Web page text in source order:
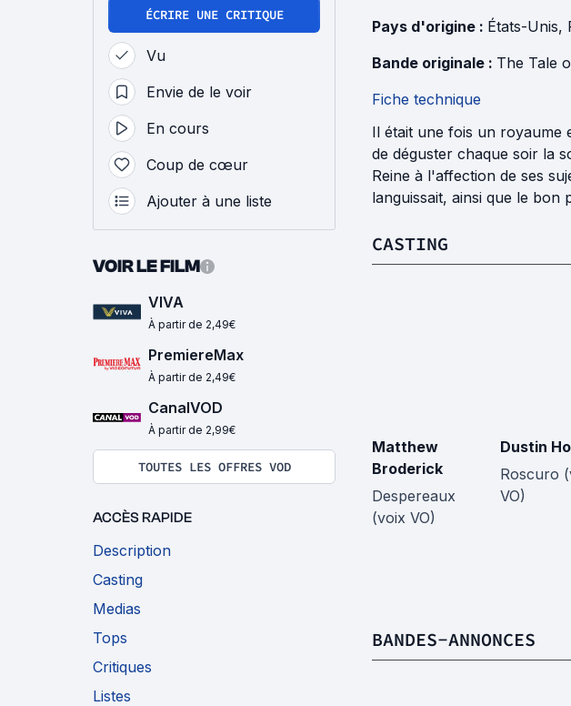
ÉCRIRE UNE CRITIQUE
Vu
Envie de le voir
En cours
Coup de cœur
Ajouter à une liste
VOIR LE FILM
VIVA
À partir de 2,49€
PremiereMax
À partir de 2,49€
CanalVOD
À partir de 2,99€
TOUTES LES OFFRES VOD
ACCÈS RAPIDE
Description
Casting
Medias
Tops
Critiques
Listes
Pays d'origine : États-Unis,
Bande originale : The Tale
Fiche technique
Il était une fois un royaume
de déguster chaque soir la
Reine à l'affection de ses
languissait, ainsi que le bon
CASTING
Matthew
Broderick
Despereaux
(voix VO)
Dustin
Roscuro
VO)
BANDES-ANNONCES